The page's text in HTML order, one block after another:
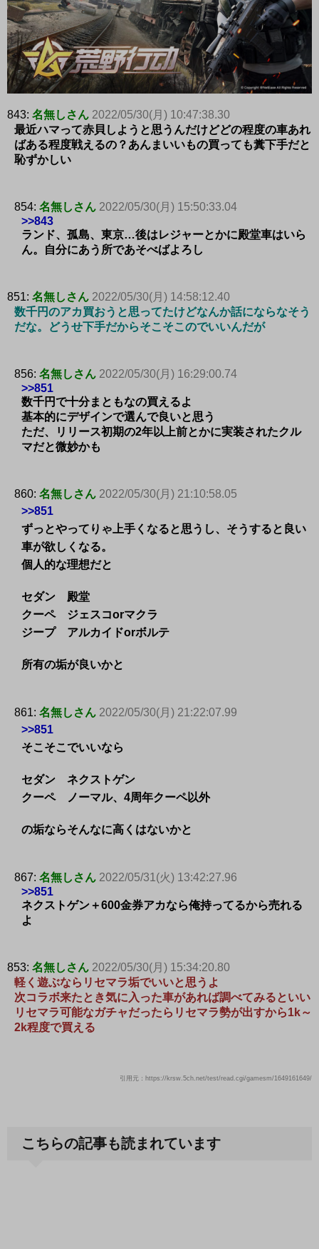
843: 名無しさん 2022/05/30(月) 10:47:38.30
最近ハマって赤貝しようと思うんだけどどの程度の車あれ
ばある程度戦えるの？あんまいいもの買っても糞下手だと
恥ずかしい
854: 名無しさん 2022/05/30(月) 15:50:33.04
>>843
ランド、孤島、東京…後はレジャーとかに殿堂車はいら
ん。自分にあう所であそべばよろし
851: 名無しさん 2022/05/30(月) 14:58:12.40
数千円のアカ買おうと思ってたけどなんか話にならなそう
だな。どうせ下手だからそこそこのでいいんだが
856: 名無しさん 2022/05/30(月) 16:29:00.74
>>851
数千円で十分まともなの買えるよ
基本的にデザインで選んで良いと思う
ただ、リリース初期の2年以上前とかに実装されたクル
マだと微妙かも
860: 名無しさん 2022/05/30(月) 21:10:58.05
>>851
ずっとやってりゃ上手くなると思うし、そうすると良い
車が欲しくなる。
個人的な理想だと
セダン 殿堂
クーペ ジェスコorマクラ
ジープ アルカイドorボルテ
所有の垢が良いかと
861: 名無しさん 2022/05/30(月) 21:22:07.99
>>851
そこそこでいいなら
セダン ネクストゲン
クーペ ノーマル、4周年クーペ以外
の垢ならそんなに高くはないかと
867: 名無しさん 2022/05/31(火) 13:42:27.96
>>851
ネクストゲン＋600金券アカなら俺持ってるから売れる
よ
853: 名無しさん 2022/05/30(月) 15:34:20.80
軽く遊ぶならリセマラ垢でいいと思うよ
次コラボ来たとき気に入った車があれば調べてみるといい
リセマラ可能なガチャだったらリセマラ勢が出すから1k～
2k程度で買える
引用元：https://krsw.5ch.net/test/read.cgi/gamesm/1649161649/
こちらの記事も読まれています